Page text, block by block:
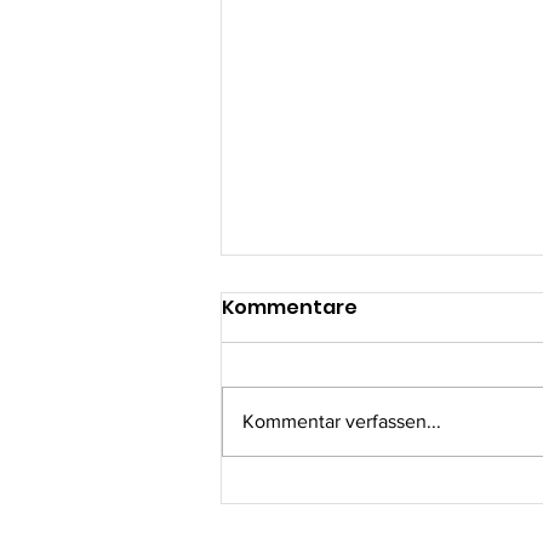
Waisendorf Umudugudu:
Kommentare
Kommentar verfassen...